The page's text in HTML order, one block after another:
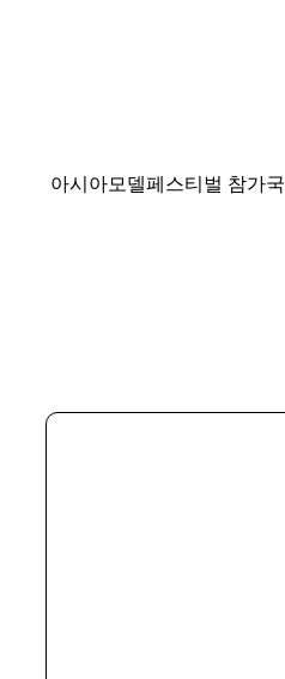
아시아모델페스티벌 참가국